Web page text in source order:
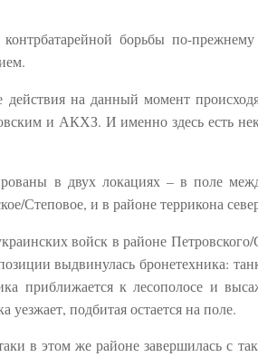
борьбы по-
на данный момент
и АКХЗ. И именно здесь есть
в двух локациях – в поле
Степовое, и в районе террикона
войск в районе
выдвинулась бронетехника:
приближается к лесополосе и
уезжает, подбитая остается на поле.
в этом же районе завершилась с